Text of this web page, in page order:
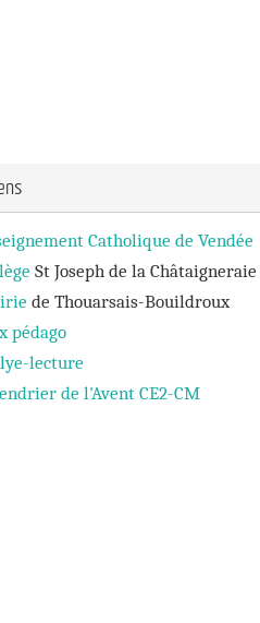
Catholique de Vendée
St Joseph de la Châtaigneraie
de Thouarsais-Bouildroux
pédago
lecture
de l'Avent CE2-CM